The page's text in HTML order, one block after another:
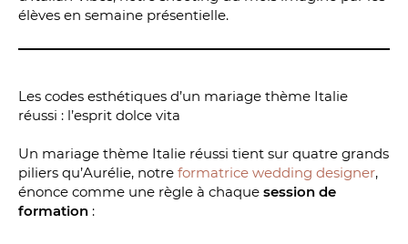
élèves en semaine présentielle.
Les codes esthétiques d’un mariage thème Italie
réussi : l’esprit dolce vita
Un mariage thème Italie réussi tient sur quatre grands
piliers qu’Aurélie, notre formatrice wedding designer,
énonce comme une règle à chaque session de
formation :